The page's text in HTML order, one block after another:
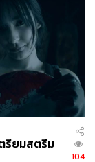
Homestay)
ว่า
โดย พร้อม-
งเทพฯ ที่เจ๊ง
รียมสตรีม
104